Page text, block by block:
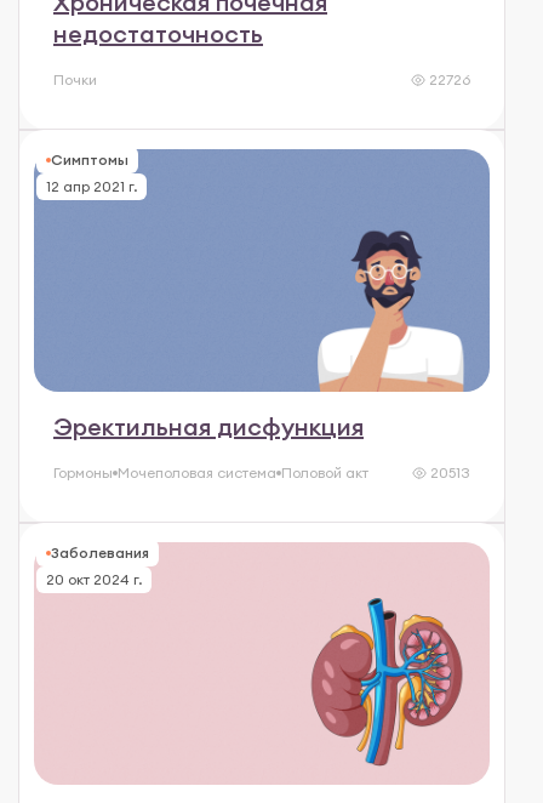
недостаточность
Почки 22726
Симптомы
12 апр 2021 г.
Эректильная дисфункция
Гормоны Мочеполовая система Половой акт 20513
Заболевания
20 окт 2024 г.